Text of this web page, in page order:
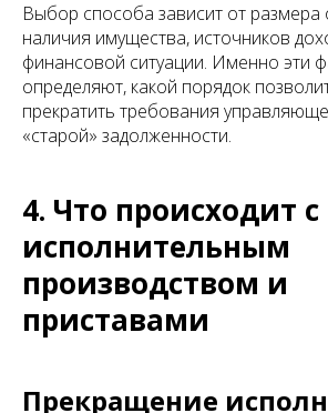
Выбор способа зависит от размера
наличия имущества, источников
финансовой ситуации. Именно эти
определяют, какой порядок
прекратить требования
«старой» задолженности.
4. Что происходит с
исполнительным
производством и
приставами
Прекращение